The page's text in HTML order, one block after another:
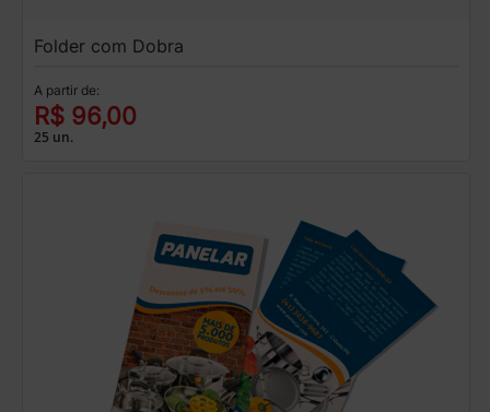
Folder com Dobra
A partir de:
R$ 96,00
25 un.